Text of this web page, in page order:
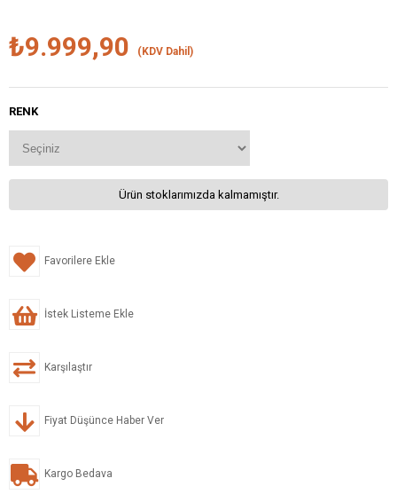
₺9.999,90 (KDV Dahil)
RENK
Ürün stoklarımızda kalmamıştır.
Favorilere Ekle
İstek Listeme Ekle
Karşılaştır
Fiyat Düşünce Haber Ver
Kargo Bedava